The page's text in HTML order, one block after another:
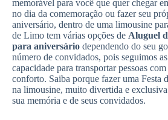
memorável para você que quer chegar
no dia da comemoração ou fazer seu
aniversário, dentro de uma limousine
de Limo tem várias opções de Aluguel
para aniversário dependendo do seu
número de convidados, pois seguimos
capacidade para transportar pessoas
conforto. Saiba porque fazer uma Festa
na limousine, muito divertida e
sua memória e de seus convidados.